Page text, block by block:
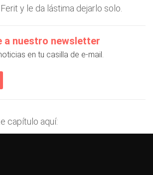
y le da lástima dejarlo solo.
a nuestro newsletter
en tu casilla de e-mail.
capítulo aquí: